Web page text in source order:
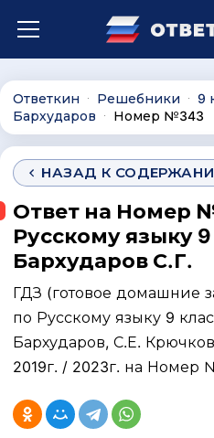
Ответкин ∙ Решебники ∙ 9
Бархударов ∙ Номер №343
НАЗАД К
Ответ на Номер
Русскому языку 9
Бархударов С.Г.
ГДЗ (готовое домашние
по Русскому языку 9
Бархударов, С.Е.
2019г. / 2023г. на Номер